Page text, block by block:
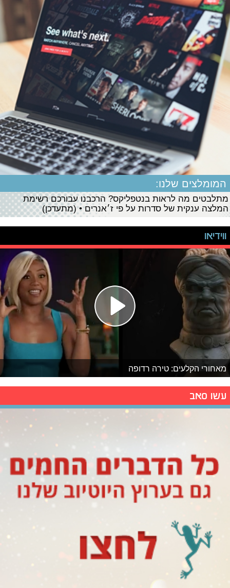
המומלצים שלנו:
מתלבטים מה לראות בנטפליקס? הרכבנו עבורכם רשימת
המלצה ענקית של סדרות על פי ז׳אנרים • (מתעדכן)
ווידיאו
מאחורי הקלעים: טירה רדופה
עשו סאב